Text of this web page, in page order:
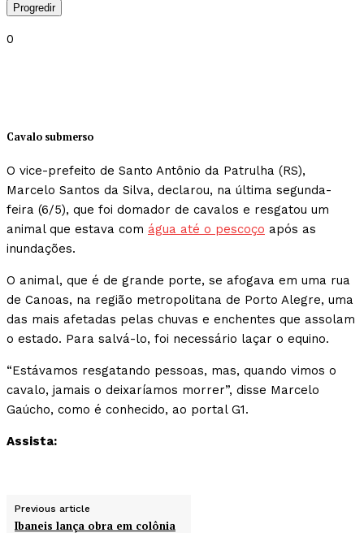
Progredir
0
Cavalo submerso
O vice-prefeito de Santo Antônio da Patrulha (RS),
Marcelo Santos da Silva, declarou, na última segunda-
feira (6/5), que foi domador de cavalos e resgatou um
animal que estava com água até o pescoço após as
inundações.
O animal, que é de grande porte, se afogava em uma rua
de Canoas, na região metropolitana de Porto Alegre, uma
das mais afetadas pelas chuvas e enchentes que assolam
o estado. Para salvá-lo, foi necessário laçar o equino.
“Estávamos resgatando pessoas, mas, quando vimos o
cavalo, jamais o deixaríamos morrer”, disse Marcelo
Gaúcho, como é conhecido, ao portal G1.
Assista:
Previous article
Ibaneis lança obra em colônia